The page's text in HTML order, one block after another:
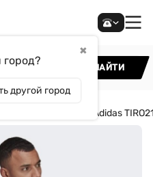
✖
другой город
НАЙТИ
Ветровка Adidas